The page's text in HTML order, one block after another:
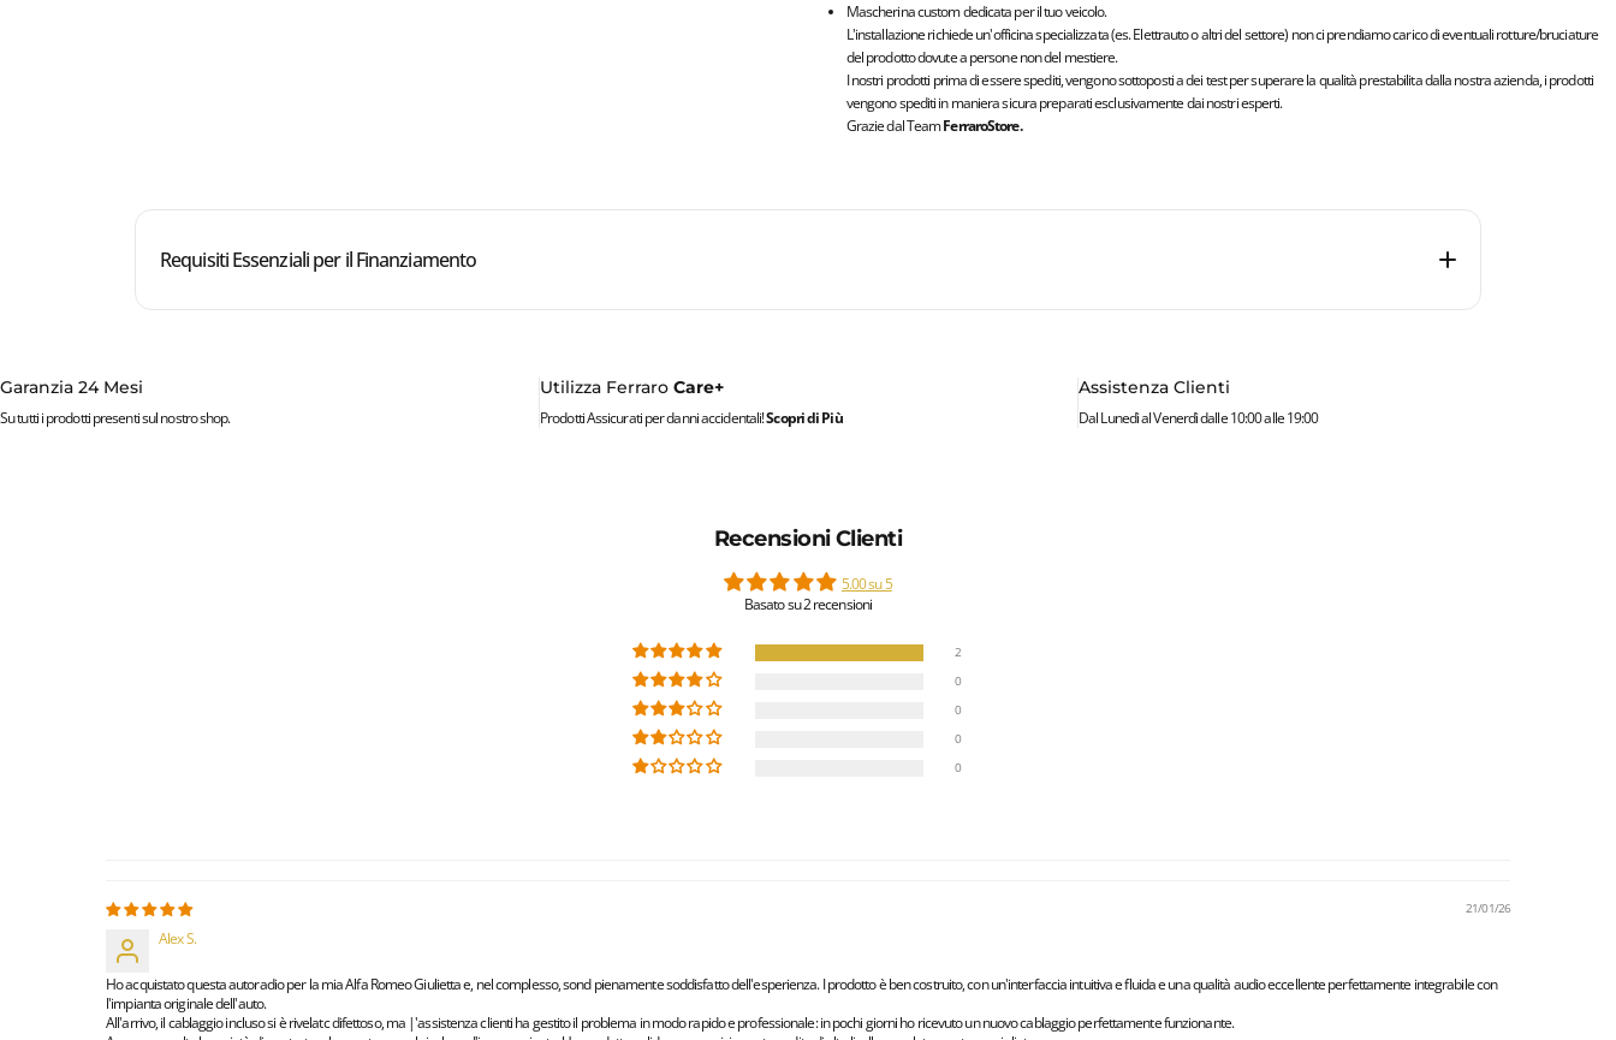
Mascherina custom dedicata per il tuo veicolo.
L'installazione richiede un'officina specializzata (es. Elettrauto o altri del settore) non ci prendiamo carico di eventuali rotture/bruciature
del prodotto dovute a persone non del mestiere.
I nostri prodotti prima di essere spediti, vengono sottoposti a dei test per superare la qualità prestabilita dalla nostra azienda, i prodotti
vengono spediti in maniera sicura preparati esclusivamente dai nostri esperti.
Grazie dal TeamFerraroStore.
Requisiti Essenziali per il Finanziamento
Garanzia 24 Mesi
Su tutti i prodotti presenti sul nostro shop.
Utilizza Ferraro Care+
Prodotti Assicurati per danni accidentali!Scopri di Più
Assistenza Clienti
Dal Lunedì al Venerdì dalle 10:00 alle 19:00
Recensioni Clienti
5.00 su 5
Basato su 2 recensioni
2
0
0
0
0
21/01/26
Alex S.
Ho acquistato questa autoradio per la mia Alfa Romeo Giulietta e, nel complesso, sond pienamente soddisfatto dell'esperienza. I prodotto è ben costruito, con un'interfaccia intuitiva e fluida e una qualità audio eccellente perfettamente integrabile con
l'impianta originale dell'auto.
All'arrivo, il cablaggio incluso si è rivelatc difettoso, ma |'assistenza clienti ha gestito il problema in modo rapido e professionale: in pochi giorni ho ricevuto un nuovo cablaggio perfettamente funzionante.